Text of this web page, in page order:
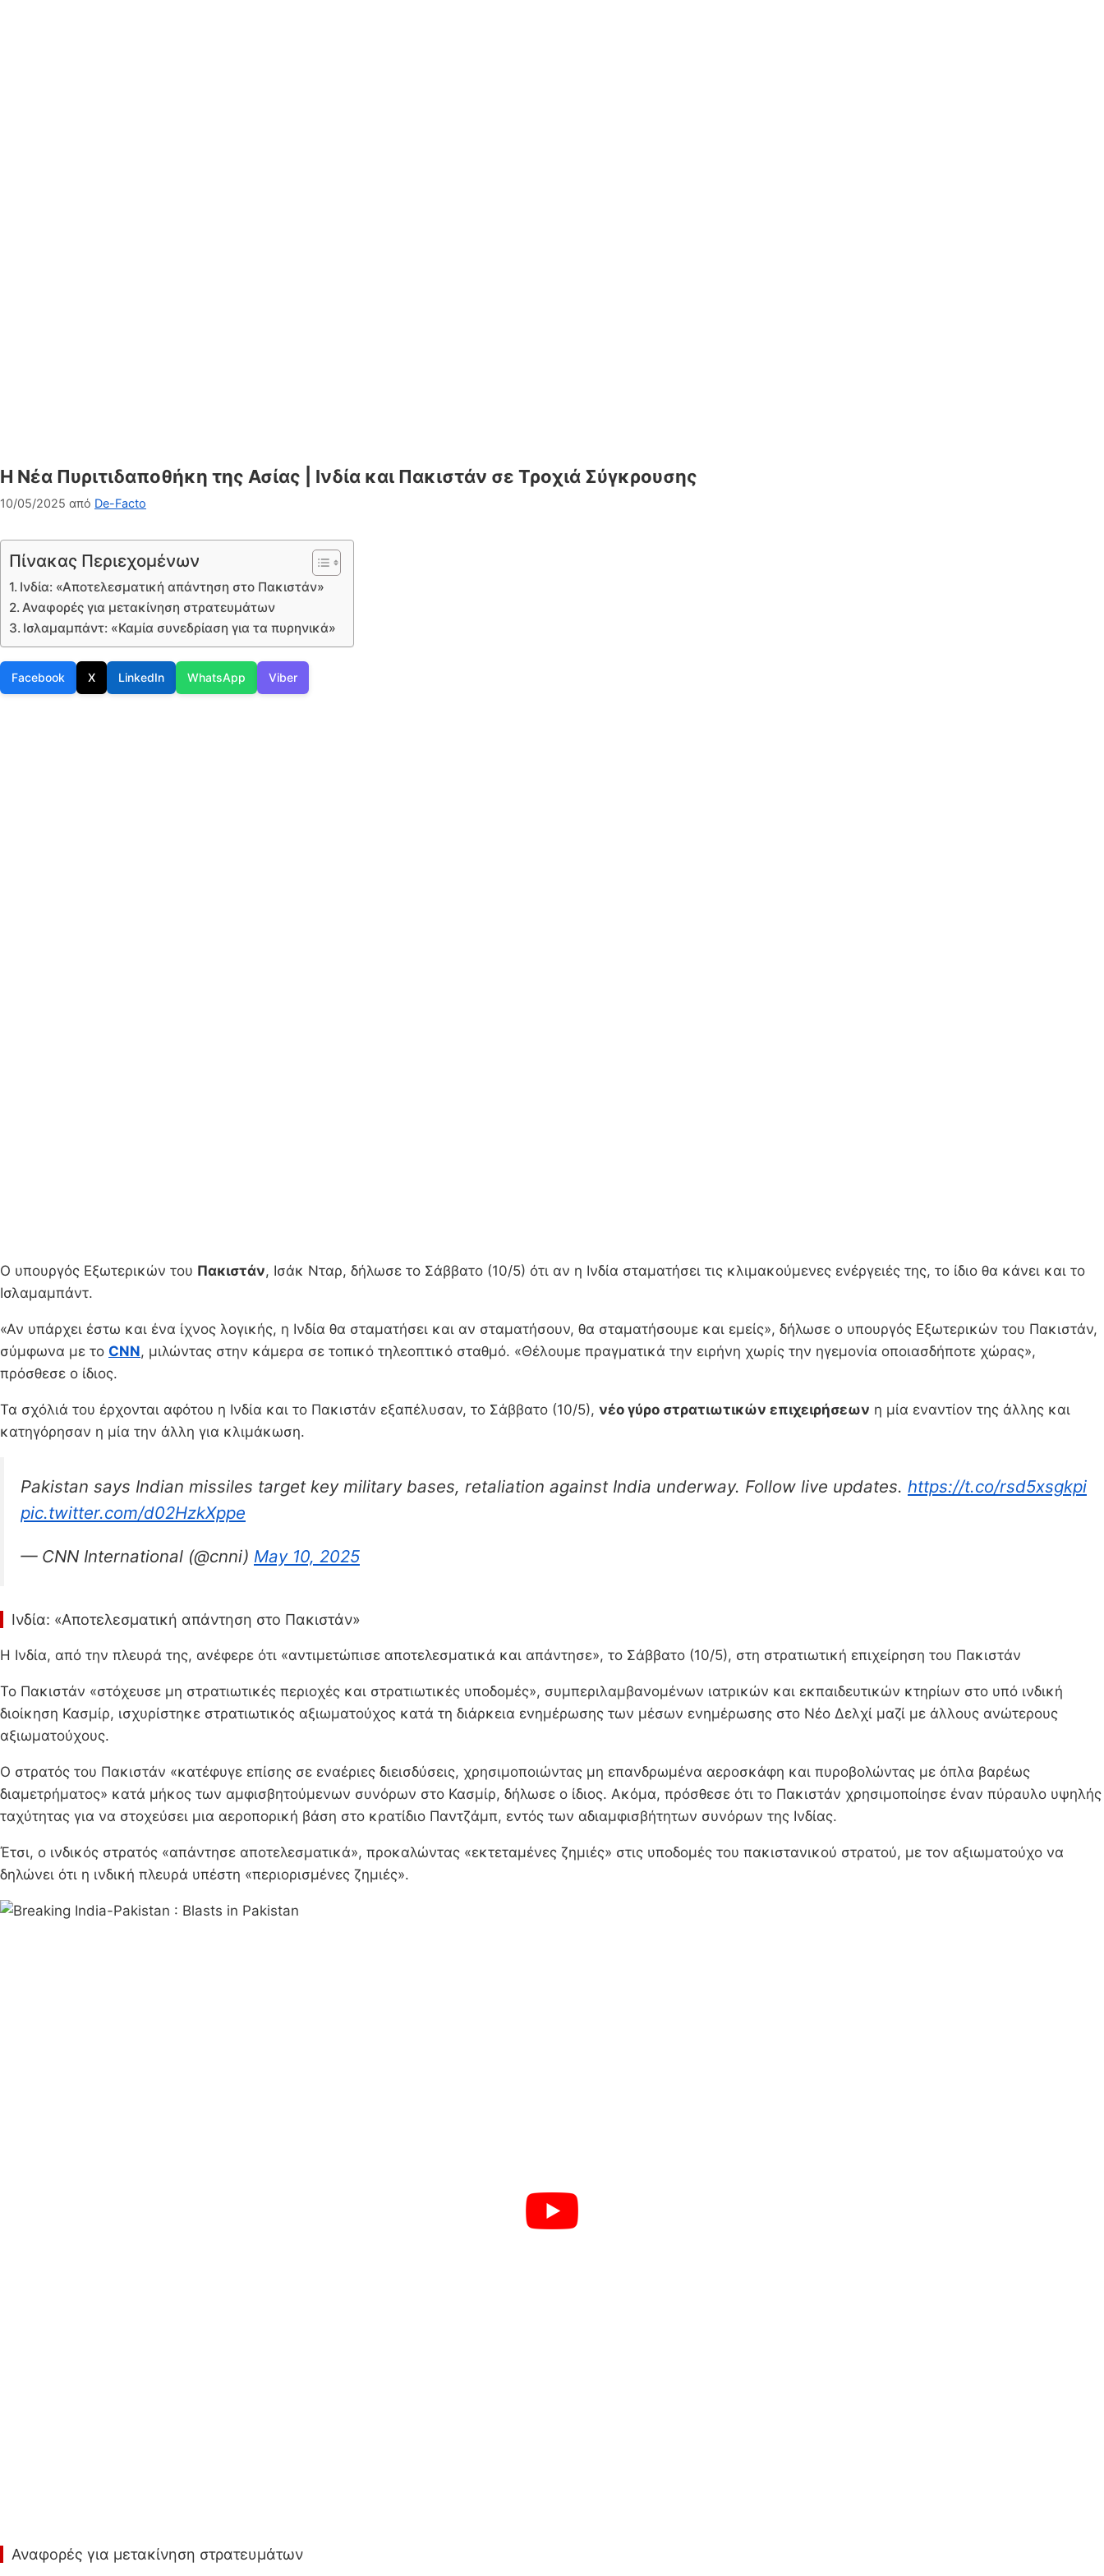
Η Νέα Πυριτιδαποθήκη της Ασίας | Ινδία και Πακιστάν σε Τροχιά Σύγκρουσης
10/05/2025 από De-Facto
Πίνακας Περιεχομένων
Ινδία: «Αποτελεσματική απάντηση στο Πακιστάν»
Αναφορές για μετακίνηση στρατευμάτων
Ισλαμαμπάντ: «Καμία συνεδρίαση για τα πυρηνικά»
Facebook X LinkedIn WhatsApp Viber
Ο υπουργός Εξωτερικών του Πακιστάν, Ισάκ Νταρ, δήλωσε το Σάββατο (10/5) ότι αν η Ινδία σταματήσει τις κλιμακούμενες ενέργειές της, το ίδιο θα κάνει και το
Ισλαμαμπάντ.
«Αν υπάρχει έστω και ένα ίχνος λογικής, η Ινδία θα σταματήσει και αν σταματήσουν, θα σταματήσουμε και εμείς», δήλωσε ο υπουργός Εξωτερικών του Πακιστάν,
σύμφωνα με το CNN, μιλώντας στην κάμερα σε τοπικό τηλεοπτικό σταθμό. «Θέλουμε πραγματικά την ειρήνη χωρίς την ηγεμονία οποιασδήποτε χώρας»,
πρόσθεσε ο ίδιος.
Τα σχόλιά του έρχονται αφότου η Ινδία και το Πακιστάν εξαπέλυσαν, το Σάββατο (10/5), νέο γύρο στρατιωτικών επιχειρήσεων η μία εναντίον της άλλης και
κατηγόρησαν η μία την άλλη για κλιμάκωση.
Pakistan says Indian missiles target key military bases, retaliation against India underway. Follow live updates. https://t.co/rsd5xsgkpi
pic.twitter.com/d02HzkXppe
— CNN International (@cnni) May 10, 2025
Ινδία: «Αποτελεσματική απάντηση στο Πακιστάν»
Η Ινδία, από την πλευρά της, ανέφερε ότι «αντιμετώπισε αποτελεσματικά και απάντησε», το Σάββατο (10/5), στη στρατιωτική επιχείρηση του Πακιστάν
Το Πακιστάν «στόχευσε μη στρατιωτικές περιοχές και στρατιωτικές υποδομές», συμπεριλαμβανομένων ιατρικών και εκπαιδευτικών κτηρίων στο υπό ινδική
διοίκηση Κασμίρ, ισχυρίστηκε στρατιωτικός αξιωματούχος κατά τη διάρκεια ενημέρωσης των μέσων ενημέρωσης στο Νέο Δελχί μαζί με άλλους ανώτερους
αξιωματούχους.
Ο στρατός του Πακιστάν «κατέφυγε επίσης σε εναέριες διεισδύσεις, χρησιμοποιώντας μη επανδρωμένα αεροσκάφη και πυροβολώντας με όπλα βαρέως
διαμετρήματος» κατά μήκος των αμφισβητούμενων συνόρων στο Κασμίρ, δήλωσε ο ίδιος. Ακόμα, πρόσθεσε ότι το Πακιστάν χρησιμοποίησε έναν πύραυλο υψηλής
ταχύτητας για να στοχεύσει μια αεροπορική βάση στο κρατίδιο Παντζάμπ, εντός των αδιαμφισβήτητων συνόρων της Ινδίας.
Έτσι, ο ινδικός στρατός «απάντησε αποτελεσματικά», προκαλώντας «εκτεταμένες ζημιές» στις υποδομές του πακιστανικού στρατού, με τον αξιωματούχο να
δηλώνει ότι η ινδική πλευρά υπέστη «περιορισμένες ζημιές».
Αναφορές για μετακίνηση στρατευμάτων